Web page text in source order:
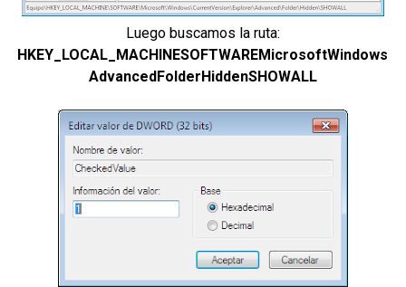
Luego buscamos la ruta:
AdvancedFolderHiddenSHOWALL